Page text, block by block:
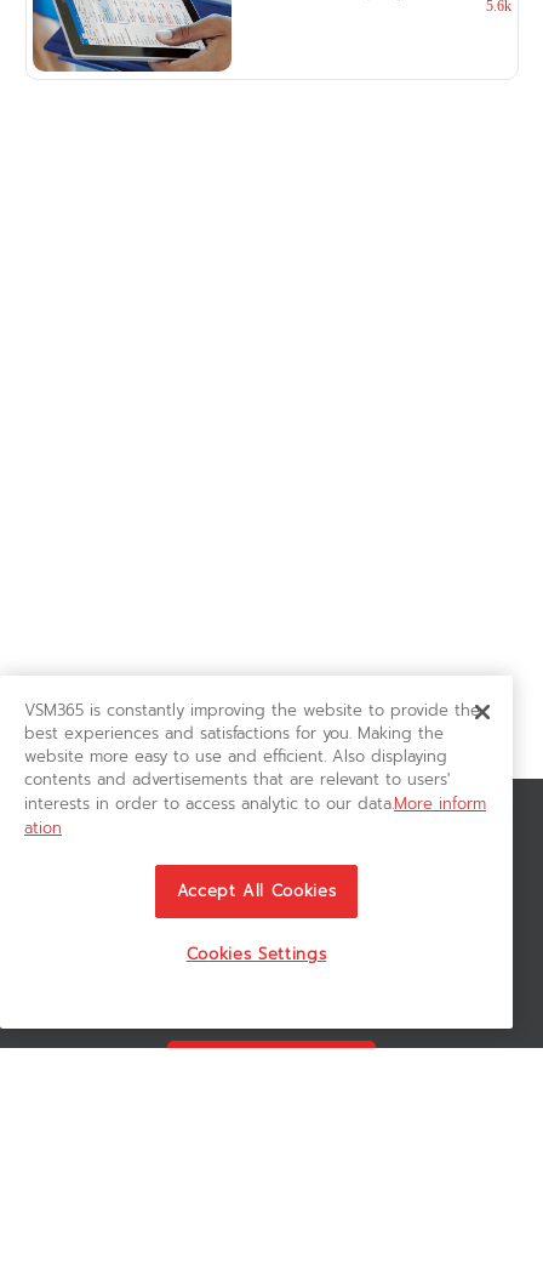
5.6k
สมัครรับข่าวสาร
ติดตามอัพเดทข่าวสาร, โปรโมชั่น, สินค้าราคาพิเศษ ได้ก่อนใคร
VSM365 is constantly improving the website to provide the
best experiences and satisfactions for you. Making the
website more easy to use and efficient. Also displaying
contents and advertisements that are relevant to users'
interests in order to access analytic to our data.More inform
ation
Accept All Cookies
Cookies Settings